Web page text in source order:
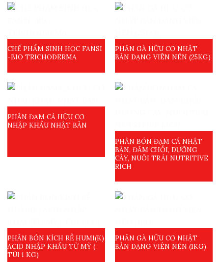
CHẾ PHẨM SINH HỌC FANSI
-BIO TRICHODERMA
PHÂN GÀ HỮU CƠ NHẬT
BẢN DẠNG VIÊN NÉN (25KG)
PHÂN ĐẠM CÁ HỮU CƠ
NHẬP KHẨU NHẬT BẢN
PHÂN BÓN ĐẠM CÁ NHẬT
BẢN, ĐÂM CHỒI, DƯỠNG
CÂY, NUÔI TRÁI NUTRITIVE
RICH
PHÂN BÓN KÍCH RỄ HUMI(K)
ACID NHẬP KHẨU TỪ MỸ (
TÚI 1 KG)
PHÂN GÀ HỮU CƠ NHẬT
BẢN DẠNG VIÊN NÉN (1KG)